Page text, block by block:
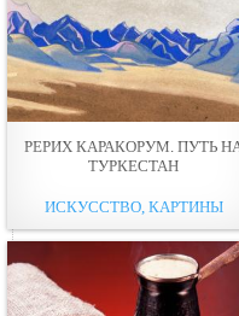
РЕРИХ КАРАКОРУМ. ПУТЬ
ТУРКЕСТАН
ИСКУССТВО, КАРТИНЫ